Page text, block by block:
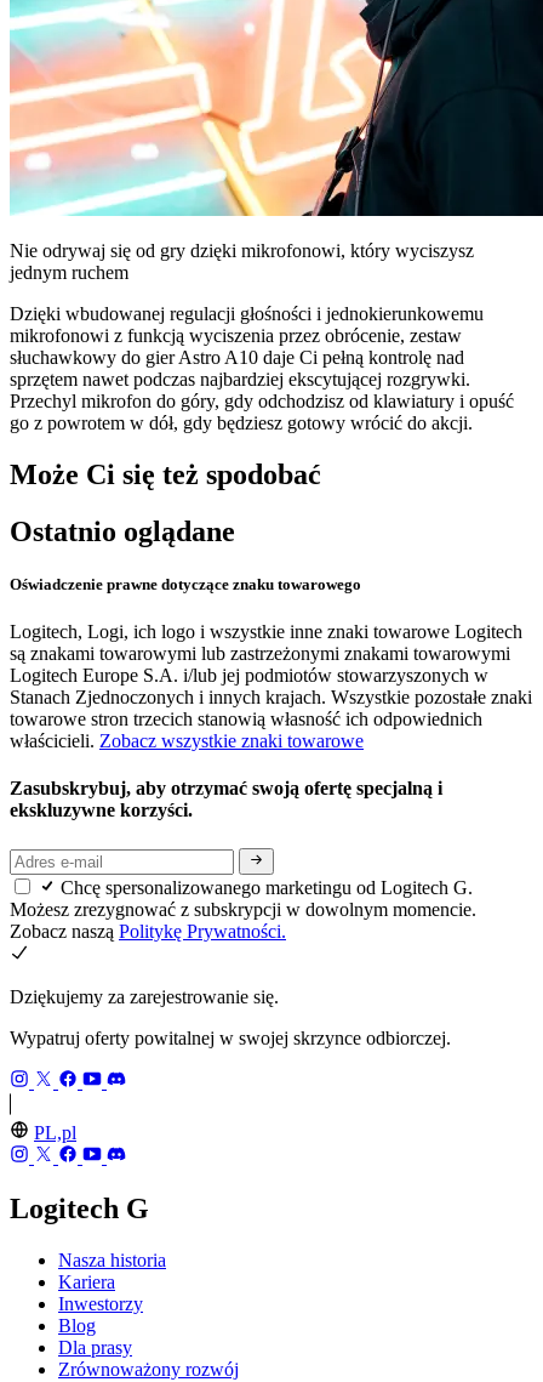
Nie odrywaj się od gry dzięki mikrofonowi, który wyciszysz
jednym ruchem
Dzięki wbudowanej regulacji głośności i jednokierunkowemu
mikrofonowi z funkcją wyciszenia przez obrócenie, zestaw
słuchawkowy do gier Astro A10 daje Ci pełną kontrolę nad
sprzętem nawet podczas najbardziej ekscytującej rozgrywki.
Przechyl mikrofon do góry, gdy odchodzisz od klawiatury i opuść
go z powrotem w dół, gdy będziesz gotowy wrócić do akcji.
Może Ci się też spodobać
Ostatnio oglądane
Oświadczenie prawne dotyczące znaku towarowego
Logitech, Logi, ich logo i wszystkie inne znaki towarowe Logitech
są znakami towarowymi lub zastrzeżonymi znakami towarowymi
Logitech Europe S.A. i/lub jej podmiotów stowarzyszonych w
Stanach Zjednoczonych i innych krajach. Wszystkie pozostałe znaki
towarowe stron trzecich stanowią własność ich odpowiednich
właścicieli. Zobacz wszystkie znaki towarowe
Zasubskrybuj, aby otrzymać swoją ofertę specjalną i
ekskluzywne korzyści.
Chcę spersonalizowanego marketingu od Logitech G.
Możesz zrezygnować z subskrypcji w dowolnym momencie.
Zobacz naszą Politykę Prywatności.
Dziękujemy za zarejestrowanie się.
Wypatruj oferty powitalnej w swojej skrzynce odbiorczej.
PL,pl
Logitech G
Nasza historia
Kariera
Inwestorzy
Blog
Dla prasy
Zrównoważony rozwój